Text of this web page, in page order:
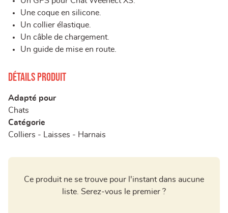
Une coque en silicone.
Un collier élastique.
Un câble de chargement.
Un guide de mise en route.
Détails produit
Adapté pour
Chats
Catégorie
Colliers - Laisses - Harnais
Ce produit ne se trouve pour l'instant dans aucune
liste. Serez-vous le premier ?